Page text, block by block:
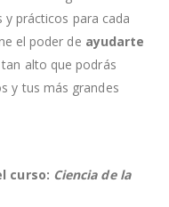
prácticos para cada
el poder de ayudarte
tan alto que podrás
y tus más grandes
curso: Ciencia de la